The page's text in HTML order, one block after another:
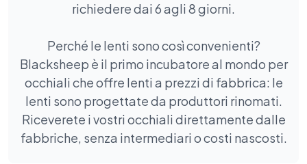
richiedere dai 6 agli 8 giorni.
Perché le lenti sono così convenienti?
Blacksheep è il primo incubatore al mondo per
occhiali che offre lenti a prezzi di fabbrica: le
lenti sono progettate da produttori rinomati.
Riceverete i vostri occhiali direttamente dalle
fabbriche, senza intermediari o costi nascosti.